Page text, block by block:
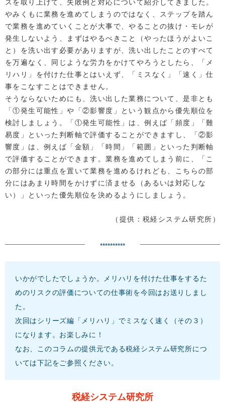
スを取り上げて、失敗例と対応について紹介してきました。
やみくもに業務を進めてしまうのではなく、ステップを踏ん
で業務を進めていくことが大事で、やることの抜け・モレが
発生しないよう、まずはやるべきこと（やったほうがよいこ
と）を洗い出す必要がありますが、洗い出したことのすべて
を万遍なく、同じような労力をかけてやろうとしたら、「メ
リハリ」を付けた仕事とはいえず、「ミスなく」「速く」仕
事をこなすことはできません。
そうならないためにも、洗い出した業務について、是非とも
「①発生可能性」や「②影響度」という観点から優先順位を
検討しましょう。「①発生可能性」は、例えば「頻度」「難
易度」といった判断軸で評価することができますし、「②影
響度」は、例えば「金額」「時間」「範囲」といった判断軸
で評価することができます。業務を進めてしまう前に、「こ
の部分には重点を置いて業務を進めるけれども、こちらの部
分にはあまり時間をかけずに済ませる（あるいは対応しな
い）」といった優先順位を決めるようにしましょう。
（提供：税経システム研究所）
**********
いかがでしたでしょうか。メリハリを付けた仕事をするた
めのリスクの評価についての仕事術を今回はお送りしまし
た。
次回はシリーズ編「メリハリ」でミスなく速く（その３）
になります。お楽しみに！
なお、このコラムの提供元である税経システム研究所につ
いては下記をご参照ください。
税経システム研究所